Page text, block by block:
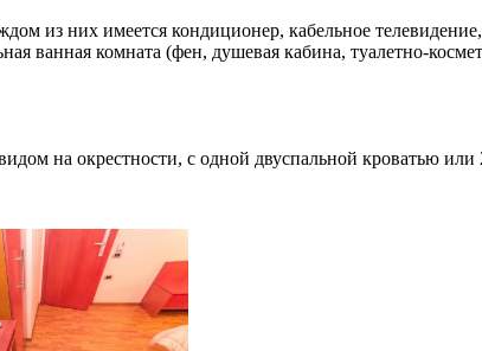
из них имеется кондиционер, кабельное
ванная комната (фен, душевая кабина, туалетно-
на окрестности, с одной двуспальной кроватью